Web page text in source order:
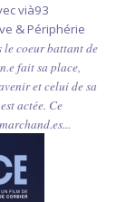
vià93
& Périphérie
le coeur battant de
fait sa place,
et celui de sa
actée. Ce